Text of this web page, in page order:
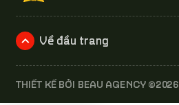
THIẾT KẾ BỞI BEAU AGENCY©2026